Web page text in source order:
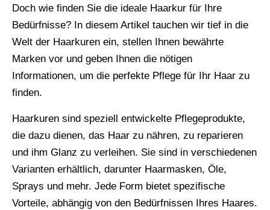
Doch wie finden Sie die ideale Haarkur für Ihre
Bedürfnisse? In diesem Artikel tauchen wir tief in die
Welt der Haarkuren ein, stellen Ihnen bewährte
Marken vor und geben Ihnen die nötigen
Informationen, um die perfekte Pflege für Ihr Haar zu
finden.
Haarkuren sind speziell entwickelte Pflegeprodukte,
die dazu dienen, das Haar zu nähren, zu reparieren
und ihm Glanz zu verleihen. Sie sind in verschiedenen
Varianten erhältlich, darunter Haarmasken, Öle,
Sprays und mehr. Jede Form bietet spezifische
Vorteile, abhängig von den Bedürfnissen Ihres Haares.